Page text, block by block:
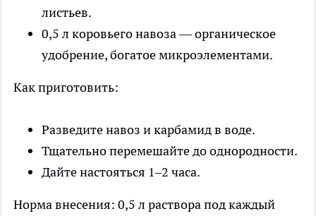
листьев.
0,5 л коровьего навоза — органическое
удобрение, богатое микроэлементами.
Как приготовить:
Разведите навоз и карбамид в воде.
Тщательно перемешайте до однородности.
Дайте настояться 1–2 часа.
Норма внесения: 0,5 л раствора под каждый